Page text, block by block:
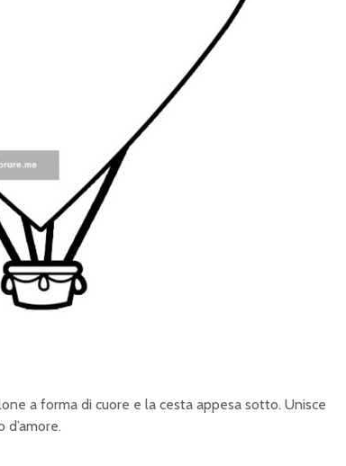
a forma di cuore e la cesta appesa sotto. Unisce